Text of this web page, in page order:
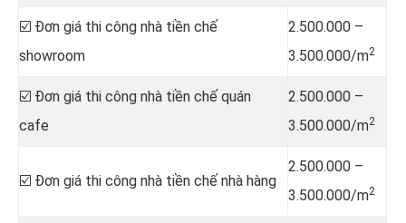
☑️ Đơn giá thi công nhà tiền chế
showroom
2.500.000 –
3.500.000/m2
☑️ Đơn giá thi công nhà tiền chế quán
cafe
2.500.000 –
3.500.000/m2
☑️ Đơn giá thi công nhà tiền chế nhà hàng
2.500.000 –
3.500.000/m2